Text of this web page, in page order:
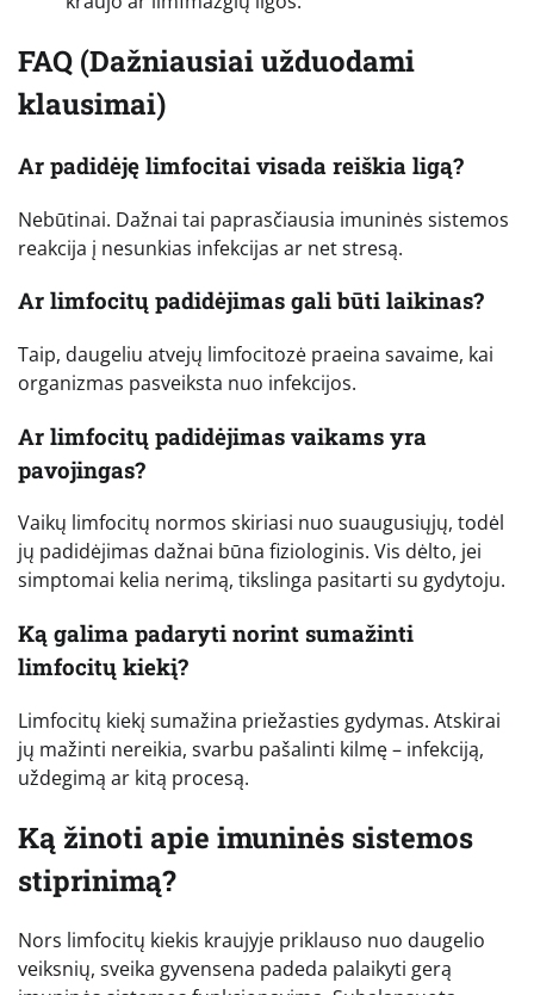
FAQ (Dažniausiai užduodami
klausimai)
Ar padidėję limfocitai visada reiškia ligą?
Nebūtinai. Dažnai tai paprasčiausia imuninės sistemos
reakcija į nesunkias infekcijas ar net stresą.
Ar limfocitų padidėjimas gali būti laikinas?
Taip, daugeliu atvejų limfocitozė praeina savaime, kai
organizmas pasveiksta nuo infekcijos.
Ar limfocitų padidėjimas vaikams yra
pavojingas?
Vaikų limfocitų normos skiriasi nuo suaugusiųjų, todėl
jų padidėjimas dažnai būna fiziologinis. Vis dėlto, jei
simptomai kelia nerimą, tikslinga pasitarti su gydytoju.
Ką galima padaryti norint sumažinti
limfocitų kiekį?
Limfocitų kiekį sumažina priežasties gydymas. Atskirai
jų mažinti nereikia, svarbu pašalinti kilmę – infekciją,
uždegimą ar kitą procesą.
Ką žinoti apie imuninės sistemos
stiprinimą?
Nors limfocitų kiekis kraujyje priklauso nuo daugelio
veiksnių, sveika gyvensena padeda palaikyti gerą